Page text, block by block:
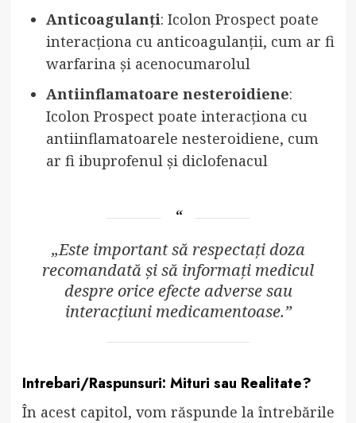
Anticoagulanți: Icolon Prospect poate
interacționa cu anticoagulanții, cum ar fi
warfarina și acenocumarolul
Antiinflamatoare nesteroidiene:
Icolon Prospect poate interacționa cu
antiinflamatoarele nesteroidiene, cum
ar fi ibuprofenul și diclofenacul
„Este important să respectați doza
recomandată și să informați medicul
despre orice efecte adverse sau
interacțiuni medicamentoase.”
Intrebari/Raspunsuri: Mituri sau Realitate?
În acest capitol, vom răspunde la întrebările